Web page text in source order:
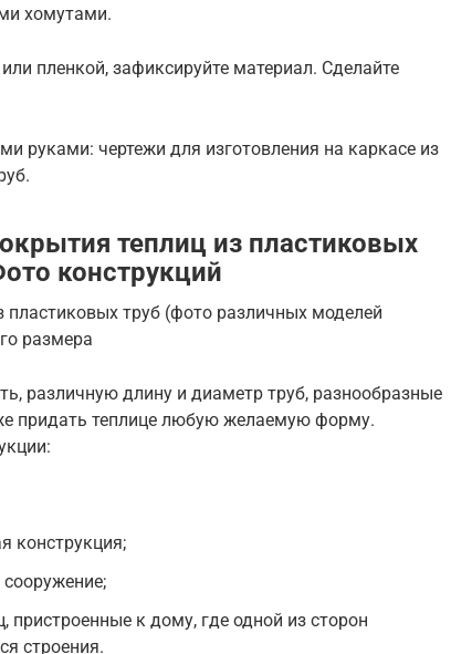
хомутами.
пленкой, зафиксируйте материал. Сделайте
руками: чертежи для изготовления на каркасе из
теплиц из пластиковых
конструкций
пластиковых труб (фото различных моделей
размера
различную длину и диаметр труб, разнообразные
придать теплице любую желаемую форму.
конструкция;
пристроенные к дому, где одной из сторон
строения.